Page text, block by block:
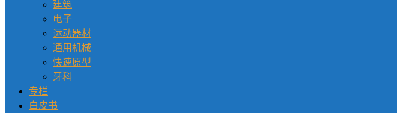
建筑
电子
运动器材
通用机械
快速原型
牙科
专栏
白皮书